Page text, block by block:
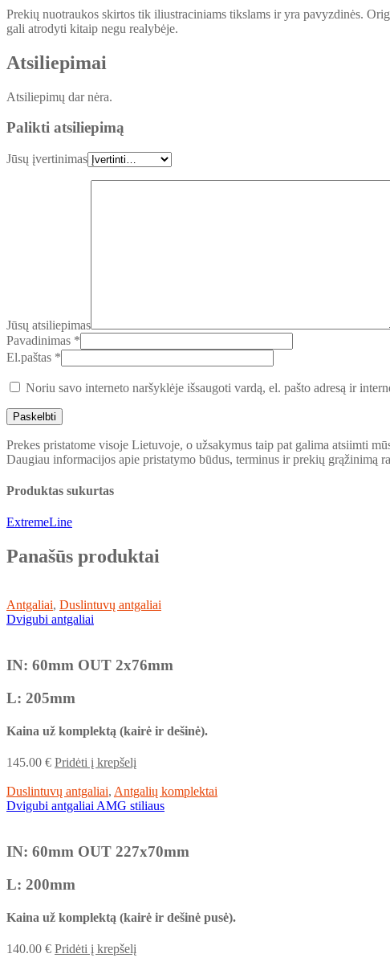
Prekių nuotraukos skirtos tik iliustraciniams tikslams ir yra pavyzdinės.
gali atrodyti kitaip negu realybėje.
Atsiliepimai
Atsiliepimų dar nėra.
Palikti atsiliepimą
Jūsų įvertinimas
Jūsų atsiliepimas
Pavadinimas *
El.paštas *
Noriu savo interneto naršyklėje išsaugoti vardą, el. pašto adresą ir
Prekes pristatome visoje Lietuvoje, o užsakymus taip pat galima atsiimti
Daugiau informacijos apie pristatymo būdus, terminus ir prekių grąžinimą
Produktas sukurtas
ExtremeLine
Panašūs produktai
Antgaliai, Duslintuvų antgaliai
Dvigubi antgaliai
IN: 60mm OUT 2x76mm
L: 205mm
Kaina už komplektą (kairė ir dešinė).
145.00 € Pridėti į krepšelį
Duslintuvų antgaliai, Antgalių komplektai
Dvigubi antgaliai AMG stiliaus
IN: 60mm OUT 227x70mm
L: 200mm
Kaina už komplektą (kairė ir dešinė pusė).
140.00 € Pridėti į krepšelį